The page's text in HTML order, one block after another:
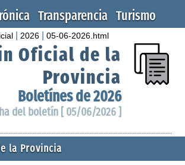
Transparencia Turismo
2026 |05-06-2026.html
Oficial de la
Provincia
Boletínes de 2026
del boletín [ 05/06/2026 ]
la Provincia